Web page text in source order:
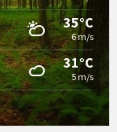
35°C
6 m/s
31°C
5 m/s